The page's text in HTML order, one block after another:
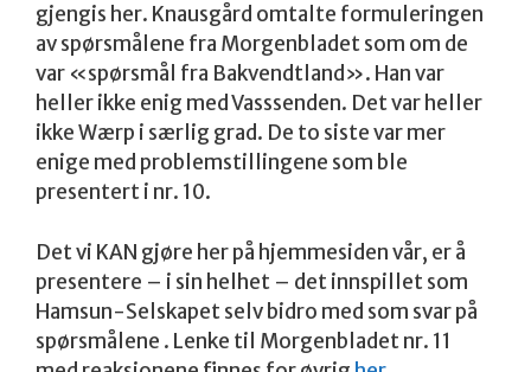
gjengis her. Knausgård omtalte formuleringen
av spørsmålene fra Morgenbladet som om de
var «spørsmål fra Bakvendtland». Han var
heller ikke enig med Vasssenden. Det var heller
ikke Wærp i særlig grad. De to siste var mer
enige med problemstillingene som ble
presentert i nr. 10.
Det vi KAN gjøre her på hjemmesiden vår, er å
presentere – i sin helhet – det innspillet som
Hamsun-Selskapet selv bidro med som svar på
spørsmålene . Lenke til Morgenbladet nr. 11